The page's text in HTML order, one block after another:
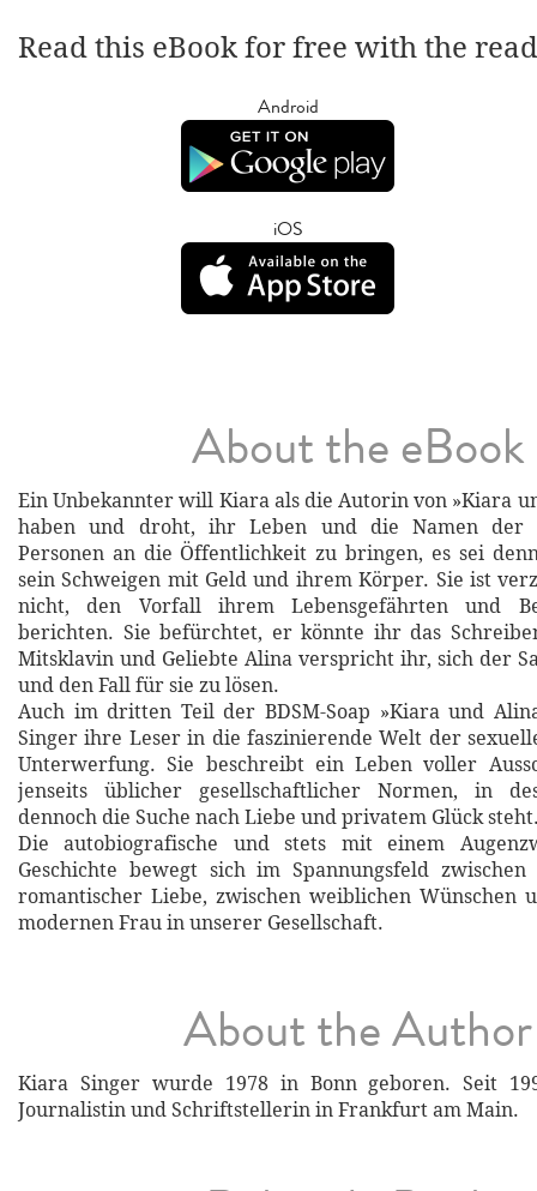
Read this eBook for free with the
Android
iOS
About the eBook
Ein Unbekannter will Kiara als die Autorin von »Kiara
haben und droht, ihr Leben und die Namen der
Personen an die Öffentlichkeit zu bringen, es sei
sein Schweigen mit Geld und ihrem Körper. Sie ist
nicht, den Vorfall ihrem Lebensgefährten und
berichten. Sie befürchtet, er könnte ihr das
Mitsklavin und Geliebte Alina verspricht ihr, sich der
und den Fall für sie zu lösen.
Auch im dritten Teil der BDSM-Soap »Kiara und
Singer ihre Leser in die faszinierende Welt der
Unterwerfung. Sie beschreibt ein Leben voller
jenseits üblicher gesellschaftlicher Normen, in
dennoch die Suche nach Liebe und privatem Glück
Die autobiografische und stets mit einem
Geschichte bewegt sich im Spannungsfeld
romantischer Liebe, zwischen weiblichen Wünschen
modernen Frau in unserer Gesellschaft.
About the Author
Kiara Singer wurde 1978 in Bonn geboren. Seit
Journalistin und Schriftstellerin in Frankfurt am Main.